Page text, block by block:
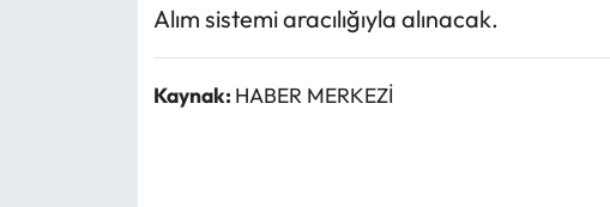
Alım sistemi aracılığıyla alınacak.
Kaynak: HABER MERKEZİ